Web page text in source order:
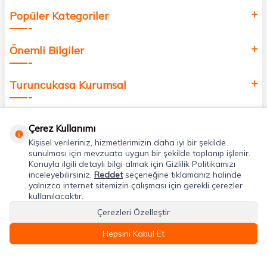
Popüler Kategoriler
Önemli Bilgiler
Turuncukasa Kurumsal
Uygulamalarımız
Adres & İletişim
Çerez Kullanımı
Kişisel verileriniz, hizmetlerimizin daha iyi bir şekilde
sunulması için mevzuata uygun bir şekilde toplanıp işlenir.
Konuyla ilgili detaylı bilgi almak için Gizlilik Politikamızı
inceleyebilirsiniz. Reddetseçeneğine tıklamanız halinde
yalnızca internet sitemizin çalışması için gerekli çerezler
kullanılacaktır.
Çerezleri Özelleştir
Hepsini Kabul Et